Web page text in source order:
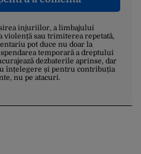
injuriilor, a limbajului
sau trimiterea repetată,
pot duce nu doar la
temporară a dreptului
dezbaterile aprinse, dar
înțelegere și pentru contribuția
nu pe atacuri.